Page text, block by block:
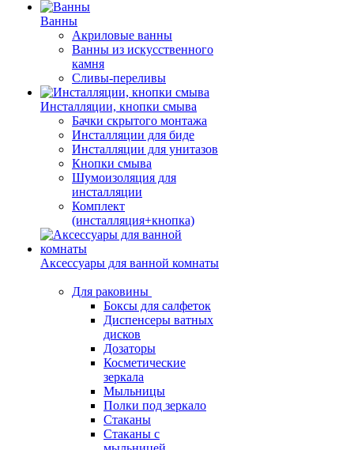
Ванны
Акриловые ванны
Ванны из искусственного
камня
Сливы-переливы
Инсталляции, кнопки смыва
Бачки скрытого монтажа
Инсталляции для биде
Инсталляции для унитазов
Кнопки смыва
Шумоизоляция для
инсталляции
Комплект
(инсталляция+кнопка)
Аксессуары для ванной комнаты
Для раковины
Боксы для салфеток
Диспенсеры ватных
дисков
Дозаторы
Косметические
зеркала
Мыльницы
Полки под зеркало
Стаканы
Стаканы с